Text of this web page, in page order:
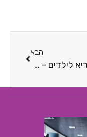
הבא
אוכל בריא לילדים – מדריך מקיף להורים לילדים רעבים